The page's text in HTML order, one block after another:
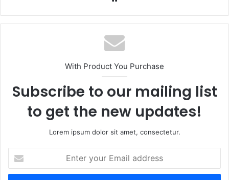
b
s
i
e
With Product You Purchase
Subscribe to our mailing list
to get the new updates!
Lorem ipsum dolor sit amet, consectetur.
t